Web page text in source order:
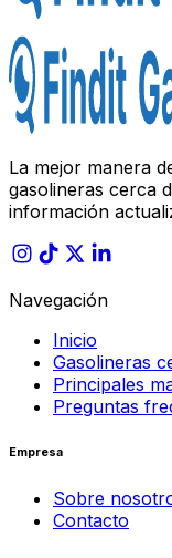
La mejor manera
gasolineras cerca
información
Navegación
Inicio
Gasolineras
Principales
Preguntas
Empresa
Sobre
Contacto